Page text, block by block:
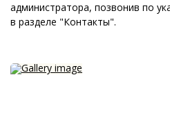
администратора, позвонив по
в разделе "Контакты".